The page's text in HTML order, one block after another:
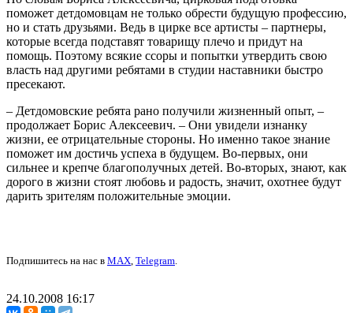
поможет детдомовцам не только обрести будущую профессию,
но и стать друзьями. Ведь в цирке все артисты – партнеры,
которые всегда подставят товарищу плечо и придут на
помощь. Поэтому всякие ссоры и попытки утвердить свою
власть над другими ребятами в студии наставники быстро
пресекают.
– Детдомовские ребята рано получили жизненный опыт, –
продолжает Борис Алексеевич. – Они увидели изнанку
жизни, ее отрицательные стороны. Но именно такое знание
поможет им достичь успеха в будущем. Во-первых, они
сильнее и крепче благополучных детей. Во-вторых, знают, как
дорого в жизни стоят любовь и радость, значит, охотнее будут
дарить зрителям положительные эмоции.
Подпишитесь на нас в MAX, Telegram.
24.10.2008 16:17